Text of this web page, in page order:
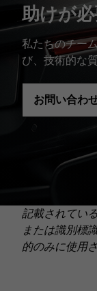
助けが
私たちのチー
び、技術的な
お問い合わ
記載されてい
または識別標
的のみに使用